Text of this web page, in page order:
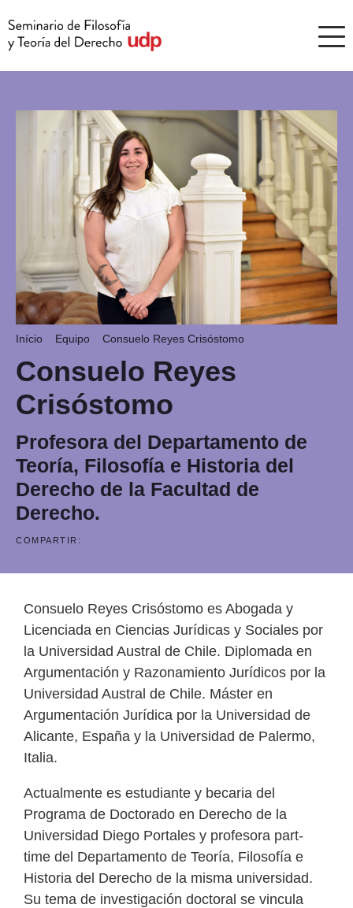
Início Equipo Consuelo Reyes Crisóstomo
Consuelo Reyes
Crisóstomo
Profesora del Departamento de
Teoría, Filosofía e Historia del
Derecho de la Facultad de
Derecho.
COMPARTIR:
Consuelo Reyes Crisóstomo es Abogada y
Licenciada en Ciencias Jurídicas y Sociales por
la Universidad Austral de Chile. Diplomada en
Argumentación y Razonamiento Jurídicos por la
Universidad Austral de Chile. Máster en
Argumentación Jurídica por la Universidad de
Alicante, España y la Universidad de Palermo,
Italia.
Actualmente es estudiante y becaria del
Programa de Doctorado en Derecho de la
Universidad Diego Portales y profesora part-
time del Departamento de Teoría, Filosofía e
Historia del Derecho de la misma universidad.
Su tema de investigación doctoral se vincula